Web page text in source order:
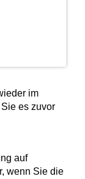
im
es zuvor
auf
wenn Sie die